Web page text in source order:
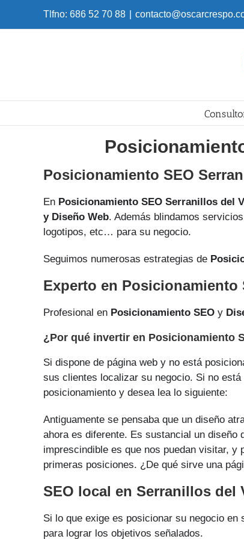
Tlfno: 686 52 70 88
Posicionamiento SEO
En Posicionamiento SEO Serranillos del
y Diseño Web. Además blindamos
logotipos, etc… para su negocio.
Seguimos numerosas estrategias de
Experto en Posicionamiento
Profesional en Posicionamiento SEO y
¿Por qué invertir en Posicionamiento
Si dispone de página web y no está
sus clientes localizar su negocio. Si no
posicionamiento y desea lea lo siguiente:
Antiguamente se pensaba que un diseño
ahora es diferente. Es sustancial un diseño
imprescindible es que nos puedan visitar, y
primeras posiciones. ¿De qué sirve una
SEO local en Serranillos del
Si lo que exige es posicionar su negocio en
para lograr los objetivos señalados.